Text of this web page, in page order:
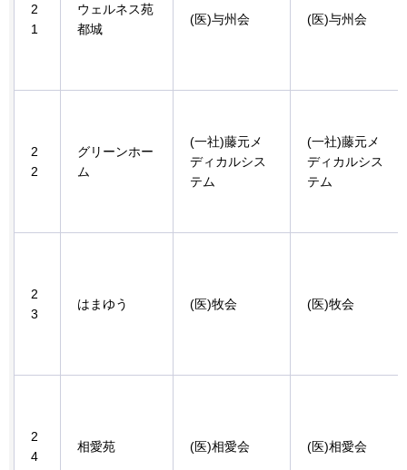
2
1
ウェルネス苑
都城
(医)与州会 (医)与州会
2
2
グリーンホー
ム
(一社)藤元メ
ディカルシス
テム
(一社)藤元メ
ディカルシス
テム
2
3
はまゆう (医)牧会 (医)牧会
2
4
相愛苑 (医)相愛会 (医)相愛会